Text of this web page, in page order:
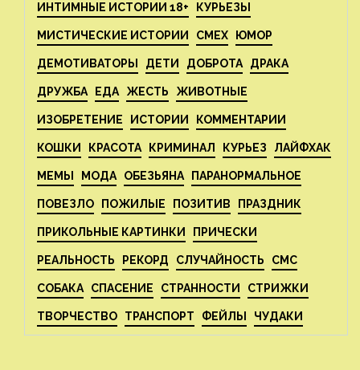
ИНТИМНЫЕ ИСТОРИИ 18+ КУРЬЕЗЫ
МИСТИЧЕСКИЕ ИСТОРИИ СМЕХ ЮМОР
ДЕМОТИВАТОРЫ ДЕТИ ДОБРОТА ДРАКА
ДРУЖБА ЕДА ЖЕСТЬ ЖИВОТНЫЕ
ИЗОБРЕТЕНИЕ ИСТОРИИ КОММЕНТАРИИ
КОШКИ КРАСОТА КРИМИНАЛ КУРЬЕЗ ЛАЙФХАК
МЕМЫ МОДА ОБЕЗЬЯНА ПАРАНОРМАЛЬНОЕ
ПОВЕЗЛО ПОЖИЛЫЕ ПОЗИТИВ ПРАЗДНИК
ПРИКОЛЬНЫЕ КАРТИНКИ ПРИЧЕСКИ
РЕАЛЬНОСТЬ РЕКОРД СЛУЧАЙНОСТЬ СМС
СОБАКА СПАСЕНИЕ СТРАННОСТИ СТРИЖКИ
ТВОРЧЕСТВО ТРАНСПОРТ ФЕЙЛЫ ЧУДАКИ